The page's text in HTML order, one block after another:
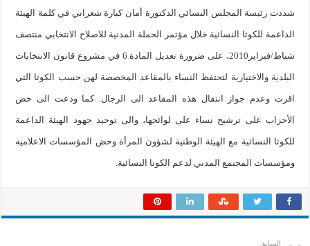
شددت رئيسة المجلس النسائي الدكتورة أمان كبارة شعراني في كلمة الهيئة
الداعمة للكوتا النسائية خلال مؤتمر الحملة المدنية للاصلاح الانتخابي منتصف
شباط/فبراير2010، على ضرورة تعديل المادة 6 في مشروع قانون الانتخابات
البلدية والاختيارية لتحتفظ النساء بالمقاعد المخصصة لهن حسب الكوتا التي
اقرت وعدم جواز انتقال هذه المقاعد الى الرجال. كما ودعت الى حض
الأحزاب على ترشيح نساء على لوائحها، والى توحيد جهود الهيئة الداعمة
للكوتا النسائية مع الهيئة الوطنية لشؤون المرأة وحض المؤسسات الاعلامية
ومؤسسات المجتمع المدني لدعم الكوتا النسائية.
السابق